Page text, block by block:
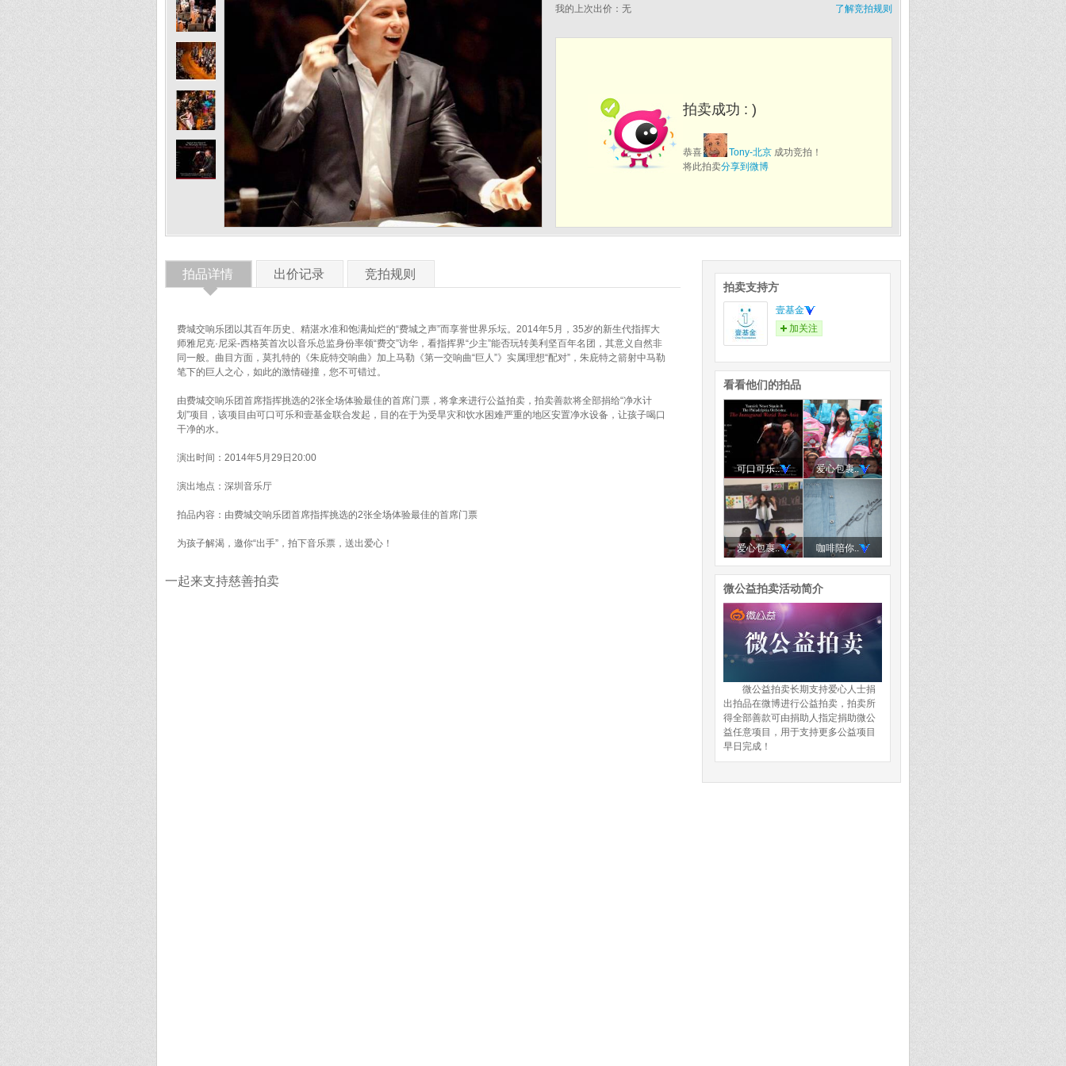
了解竞拍规则
我的上次出价： 无
拍卖成功 : )
恭喜 Tony-北京 成功竞拍！
将此拍卖分享到微博
拍品详情
◆
出价记录 竞拍规则
费城交响乐团以其百年历史、精湛水准和饱满灿烂的“费城之声”而享誉世界乐坛。2014年5月，35岁的新生代指挥大
师雅尼克·尼采-西格英首次以音乐总监身份率领“费交”访华，看指挥界“少主”能否玩转美利坚百年名团，其意义自然非
同一般。曲目方面，莫扎特的《朱庇特交响曲》加上马勒《第一交响曲“巨人”》实属理想“配对”，朱庇特之箭射中马勒
笔下的巨人之心，如此的激情碰撞，您不可错过。
由费城交响乐团首席指挥挑选的2张全场体验最佳的首席门票，将拿来进行公益拍卖，拍卖善款将全部捐给“净水计
划”项目，该项目由可口可乐和壹基金联合发起，目的在于为受旱灾和饮水困难严重的地区安置净水设备，让孩子喝口
干净的水。
演出时间：2014年5月29日20:00
演出地点：深圳音乐厅
拍品内容：由费城交响乐团首席指挥挑选的2张全场体验最佳的首席门票
为孩子解渴，邀你“出手”，拍下音乐票，送出爱心！
一起来支持慈善拍卖
拍卖支持方
壹基金
加关注
看看他们的拍品
可口可乐.. 爱心包裹..
爱心包裹.. 咖啡陪你..
微公益拍卖活动简介
微公益拍卖长期支持爱心人士捐
出拍品在微博进行公益拍卖，拍卖所
得全部善款可由捐助人指定捐助微公
益任意项目，用于支持更多公益项目
早日完成！